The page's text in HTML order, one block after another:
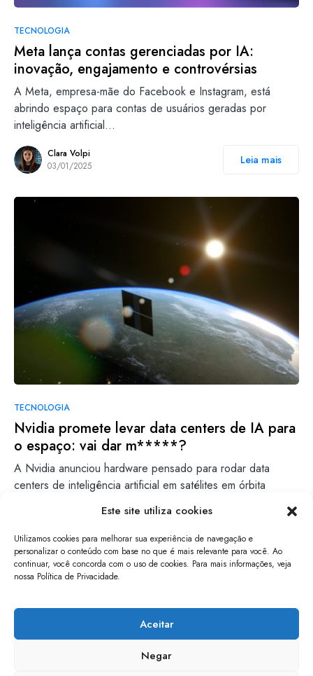
Este site utiliza cookies
Utilizamos cookies para melhorar sua experiência de navegação e
personalizar o conteúdo com base no que é mais relevante para você. Ao
continuar, você concorda com o uso de cookies. Para mais informações, veja
nossa Política de Privacidade.
Aceitar
Negar
TECNOLOGIA
Meta lança contas gerenciadas por IA:
inovação, engajamento e controvérsias
A Meta, empresa-mãe do Facebook e Instagram, está
abrindo espaço para contas de usuários geradas por
inteligência artificial…
Clara Volpi
03/01/2025
Leia mais
TECNOLOGIA
Nvidia promete levar data centers de IA para
o espaço: vai dar m*****?
A Nvidia anunciou hardware pensado para rodar data
centers de inteligência artificial em satélites em órbita
30/03/2026
Leia mais
papo de software